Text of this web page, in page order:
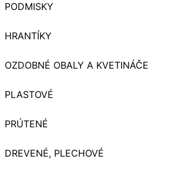
PODMISKY
HRANTÍKY
OZDOBNÉ OBALY A KVETINÁČE
PLASTOVÉ
PRÚTENÉ
DREVENÉ, PLECHOVÉ